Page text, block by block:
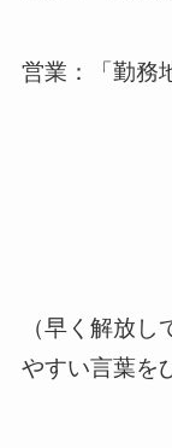
営業：「勤務
（早く解放
やすい言葉を